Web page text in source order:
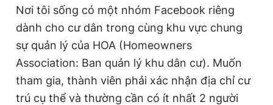
Nơi tôi sống có một nhóm Facebook riêng
dành cho cư dân trong cùng khu vực chung
sự quản lý của HOA (Homeowners
Association: Ban quản lý khu dân cư). Muốn
tham gia, thành viên phải xác nhận địa chỉ cư
trú cụ thể và thường cần có ít nhất 2 người